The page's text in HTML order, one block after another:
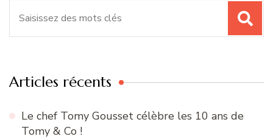
Articles récents
Le chef Tomy Gousset célèbre les 10 ans de
Tomy & Co !